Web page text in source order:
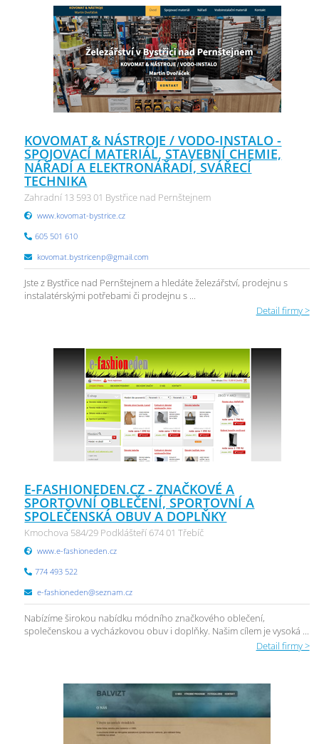
KOVOMAT & NÁSTROJE / VODO-INSTALO -
SPOJOVACÍ MATERIÁL, STAVEBNÍ CHEMIE,
NÁŘADÍ A ELEKTRONÁŘADÍ, SVÁŘECÍ
TECHNIKA
Zahradní 13 593 01 Bystřice nad Pernštejnem
www.kovomat-bystrice.cz
605 501 610
kovomat.bystricenp@gmail.com
Jste z Bystřice nad Pernštejnem a hledáte železářství, prodejnu s
instalatérskými potřebami či prodejnu s ...
Detail firmy >
E-FASHIONEDEN.CZ - ZNAČKOVÉ A
SPORTOVNÍ OBLEČENÍ, SPORTOVNÍ A
SPOLEČENSKÁ OBUV A DOPLŇKY
Kmochova 584/29 Podklášteří 674 01 Třebíč
www.e-fashioneden.cz
774 493 522
e-fashioneden@seznam.cz
Nabízíme širokou nabídku módního značkového oblečení,
společenskou a vycházkovou obuv i doplňky. Našim cílem je vysoká ...
Detail firmy >